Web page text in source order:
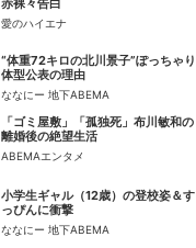
赤裸々告白
愛のハイエナ
“体重72キロの北川景子”ぽっちゃり
体型公表の理由
ななにー 地下ABEMA
「ゴミ屋敷」「孤独死」布川敏和の
離婚後の絶望生活
ABEMAエンタメ
小学生ギャル（12歳）の登校姿＆す
っぴんに衝撃
ななにー 地下ABEMA